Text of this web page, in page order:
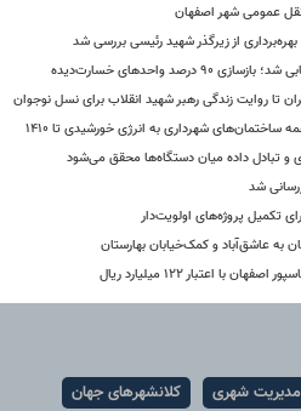
عمومی شهر اصفهان
از زیرگذر شهید رئیسی بررسی شد
تا روایت زندگی رهبر شهید انقلاب برای نسل نوجوان
شهرداری به انرژی خورشیدی تا ۱۴۱۰
و تبادل داده میان دستگاه‌ها محقق می‌شود
به عاشق‌آباد و کمک‌خیابان بهارستان
اعتبار ۱۲۲ میلیارد ریال
مدیریت شهری
کلانشهرهای جهان